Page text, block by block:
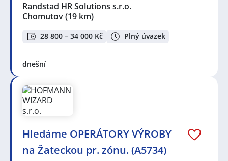
Randstad HR Solutions s.r.o.
Chomutov(19 km)
28 800 – 34 000 Kč Plný úvazek
dnešní
Hledáme OPERÁTORY VÝROBY
na Žateckou pr. zónu. (A5734)